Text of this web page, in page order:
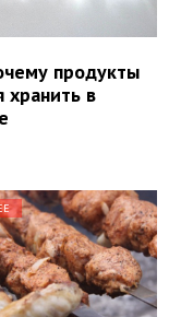
продукты
хранить в